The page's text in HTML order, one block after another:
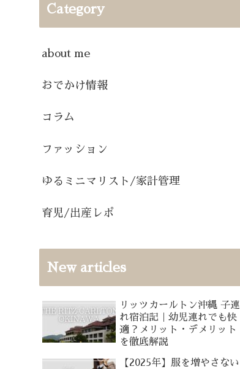
Category
about me
おでかけ情報
コラム
ファッション
ゆるミニマリスト/家計管理
育児/出産レポ
New articles
リッツカールトン沖縄 子連
れ宿泊記｜幼児連れでも快
適？メリット・デメリット
を徹底解説
【2025年】服を増やさない